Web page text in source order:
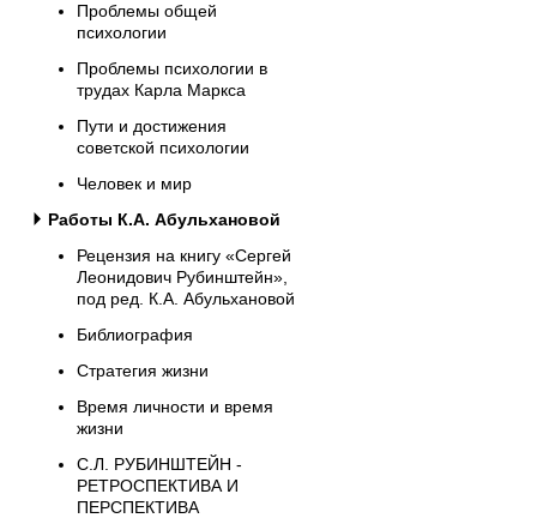
Проблемы общей
психологии
Проблемы психологии в
трудах Карла Маркса
Пути и достижения
советской психологии
Человек и мир
Работы К.А. Абульхановой
Рецензия на книгу «Сергей
Леонидович Рубинштейн»,
под ред. К.А. Абульхановой
Библиография
Стратегия жизни
Время личности и время
жизни
С.Л. РУБИНШТЕЙН -
РЕТРОСПЕКТИВА И
ПЕРСПЕКТИВА